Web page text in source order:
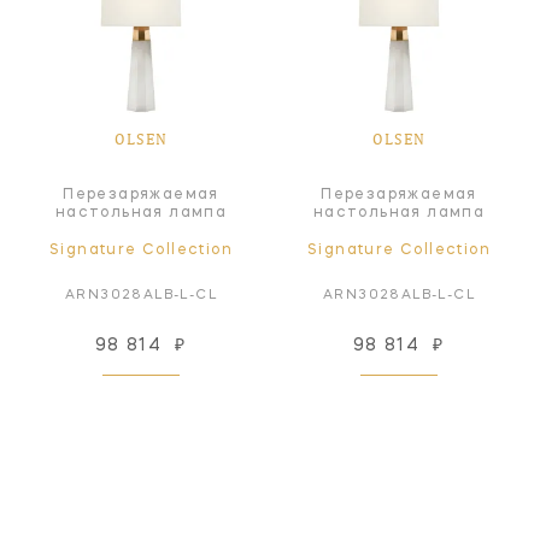
OLSEN
Перезаряжаемая
настольная лампа
Signature Collection
ARN3028ALB-L-CL
98 814 ₽
OLSEN
Перезаряжаемая
настольная лампа
Signature Collection
ARN3028ALB-L-CL
98 814 ₽